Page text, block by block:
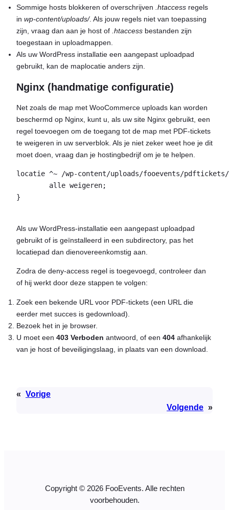
Sommige hosts blokkeren of overschrijven .htaccess regels
in wp-content/uploads/. Als jouw regels niet van toepassing
zijn, vraag dan aan je host of .htaccess bestanden zijn
toegestaan in uploadmappen.
Als uw WordPress installatie een aangepast uploadpad
gebruikt, kan de maplocatie anders zijn.
Nginx (handmatige configuratie)
Net zoals de map met WooCommerce uploads kan worden
beschermd op Nginx, kunt u, als uw site Nginx gebruikt, een
regel toevoegen om de toegang tot de map met PDF-tickets
te weigeren in uw serverblok. Als je niet zeker weet hoe je dit
moet doen, vraag dan je hostingbedrijf om je te helpen.
locatie ^~ /wp-content/uploads/fooevents/
}
Als uw WordPress-installatie een aangepast uploadpad
gebruikt of is geïnstalleerd in een subdirectory, pas het
locatiepad dan dienovereenkomstig aan.
Zodra de deny-access regel is toegevoegd, controleer dan
of hij werkt door deze stappen te volgen:
Zoek een bekende URL voor PDF-tickets (een URL die
eerder met succes is gedownload).
Bezoek het in je browser.
U moet een 403 Verboden antwoord, of een 404 afhankelijk
van je host of beveiligingslaag, in plaats van een download.
« Vorige
Volgende »
Copyright © 2026 FooEvents. Alle rechten
voorbehouden.